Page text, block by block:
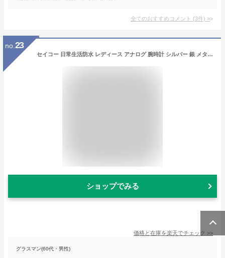
全てのおすすめコメント (3件) >
no. 23
セイコー 日常生活防水 レディース アナログ 腕時計 シルバー 銀 メタル ステンレスバンド (SK11DC09PNK) アラビア数字 ピンク 文字板 ドレスウォッチ 時計 SEIKO LADYS ANALOG カジュアル ドレス 腕時計 スライド式フリーアジャストバンド
ショップでみる
価格と在庫を楽天でチェック >>
グラスマン(60代・男性)